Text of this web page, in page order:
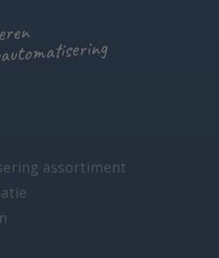
assortiment